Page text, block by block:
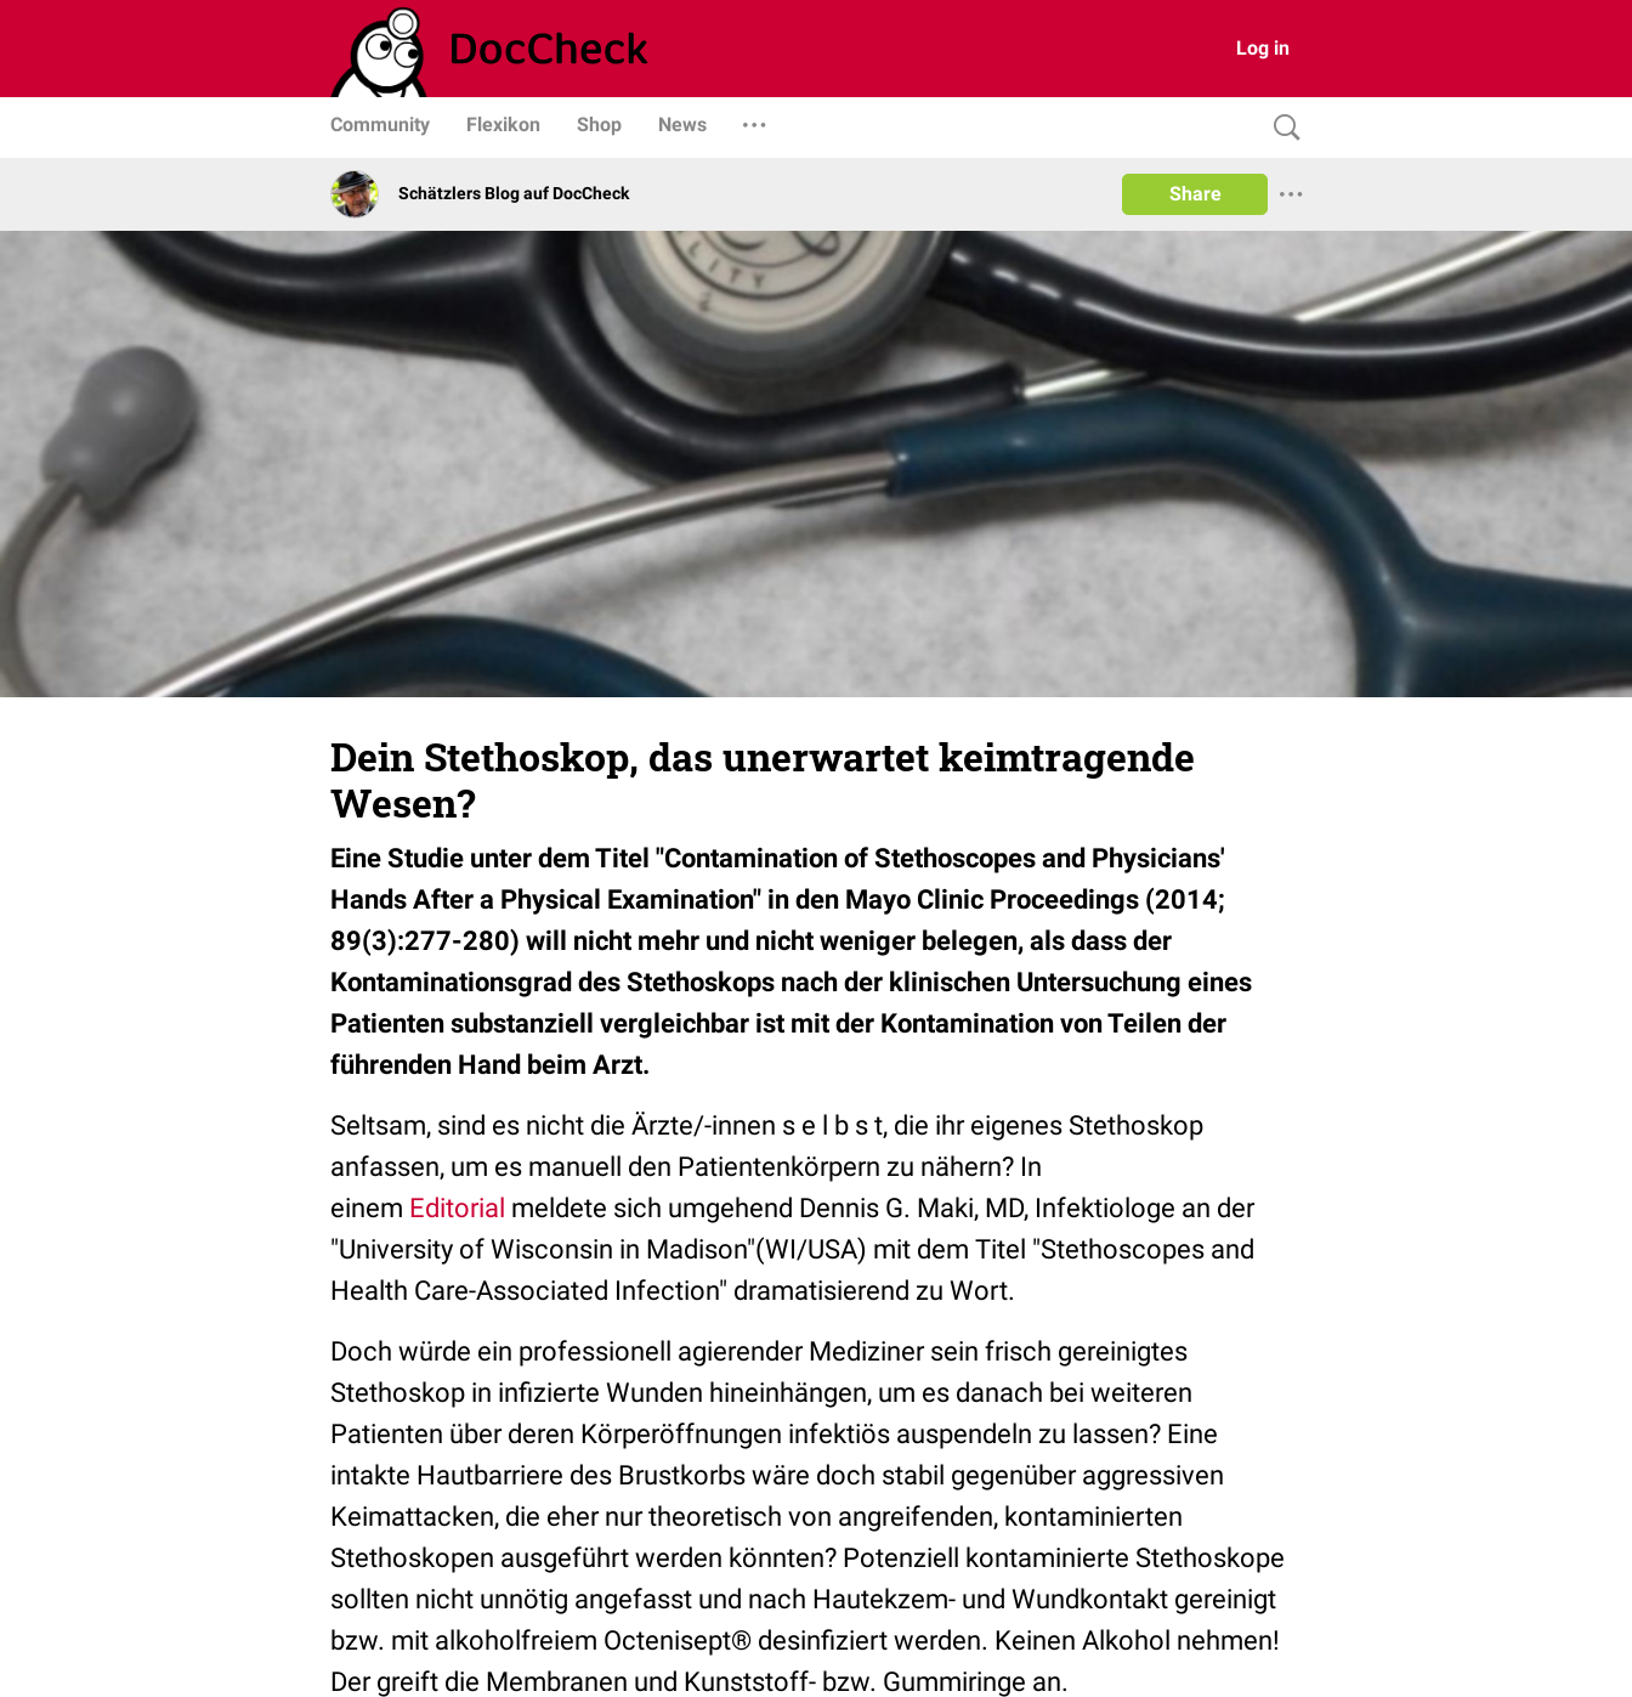
Log in
Community Flexikon Shop News
Schätzlers Blog auf DocCheck Share
Dein Stethoskop, das unerwartet keimtragende
Wesen?
Eine Studie unter dem Titel "Contamination of Stethoscopes and Physicians'
Hands After a Physical Examination" in den Mayo Clinic Proceedings (2014;
89(3):277-280) will nicht mehr und nicht weniger belegen, als dass der
Kontaminationsgrad des Stethoskops nach der klinischen Untersuchung eines
Patienten substanziell vergleichbar ist mit der Kontamination von Teilen der
führenden Hand beim Arzt.
Seltsam, sind es nicht die Ärzte/-innen s e l b s t, die ihr eigenes Stethoskop
anfassen, um es manuell den Patientenkörpern zu nähern? In
einem Editorial meldete sich umgehend Dennis G. Maki, MD, Infektiologe an der
"University of Wisconsin in Madison"(WI/USA) mit dem Titel "Stethoscopes and
Health Care-Associated Infection" dramatisierend zu Wort.
Doch würde ein professionell agierender Mediziner sein frisch gereinigtes
Stethoskop in infizierte Wunden hineinhängen, um es danach bei weiteren
Patienten über deren Körperöffnungen infektiös auspendeln zu lassen? Eine
intakte Hautbarriere des Brustkorbs wäre doch stabil gegenüber aggressiven
Keimattacken, die eher nur theoretisch von angreifenden, kontaminierten
Stethoskopen ausgeführt werden könnten? Potenziell kontaminierte Stethoskope
sollten nicht unnötig angefasst und nach Hautekzem- und Wundkontakt gereinigt
bzw. mit alkoholfreiem Octenisept® desinfiziert werden. Keinen Alkohol nehmen!
Der greift die Membranen und Kunststoff- bzw. Gummiringe an.